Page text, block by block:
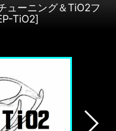
ューニング＆TiO2フ
TiO2]